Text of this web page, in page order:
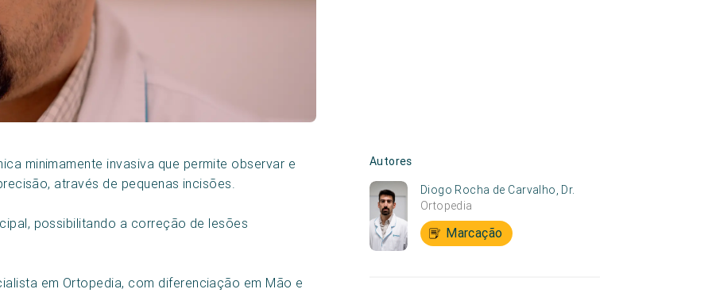
minimamente invasiva que permite observar e
através de pequenas incisões.
possibilitando a correção de lesões
em Ortopedia, com diferenciação em Mão e
Autores
Diogo Rocha de Carvalho, Dr.
Ortopedia
Marcação